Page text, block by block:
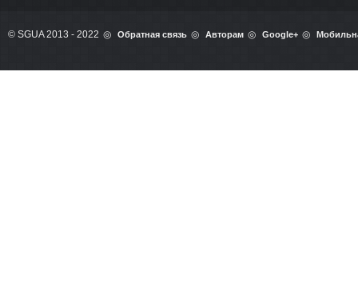
© SGUA 2013 - 2022 Обратная связь Авторам Google+